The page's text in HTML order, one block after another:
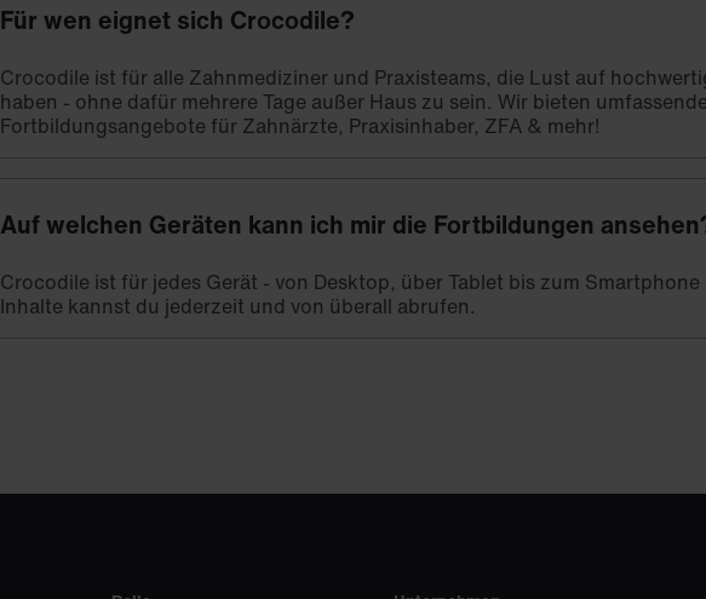
Für wen eignet sich Crocodile?
Crocodile ist für alle Zahnmediziner und Praxisteams, die Lust auf
haben - ohne dafür mehrere Tage außer Haus zu sein. Wir bieten
Fortbildungsangebote für Zahnärzte, Praxisinhaber, ZFA & mehr!
Auf welchen Geräten kann ich mir die Fortbildungen
Crocodile ist für jedes Gerät - von Desktop, über Tablet bis zum
Inhalte kannst du jederzeit und von überall abrufen.